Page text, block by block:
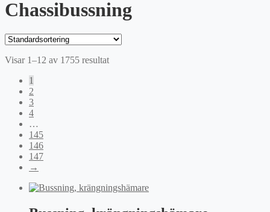
Chassibussning
Visar 1–12 av 1755 resultat
1
2
3
4
…
145
146
147
→